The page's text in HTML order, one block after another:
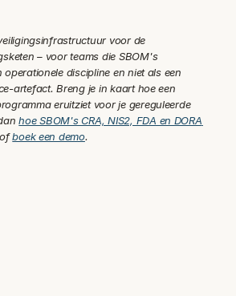
voor de
– voor teams die SBOM's
operationele discipline en niet als een
artefact. Breng je in kaart hoe een
eruitziet voor je gereguleerde
hoe SBOM's CRA, NIS2, FDA en DORA
boek een demo.